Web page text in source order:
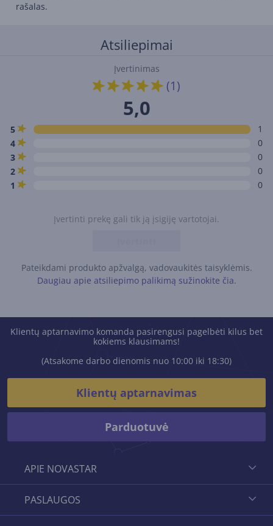
rašalas.
Atsiliepimai
Įvertinimas
(1)
5,0
5
1
4
0
3
0
2
0
1
0
Įvertinti prekę gali tik ją įsigiję vartotojai.
Pateikdami produkto apžvalgą, vadovaukitės taisyklėmis.
Daugiau apie atsiliepimo palikimą sužinokite čia.
APIE NOVASTAR
PASLAUGOS
Klientų aptarnavimo komanda pasirengusi pagelbėti kilus bet
kokiems klausimams!
(Atsakome darbo dienomis nuo 10:00 iki 18:30)
Klientų aptarnavimas
Parduotuvė